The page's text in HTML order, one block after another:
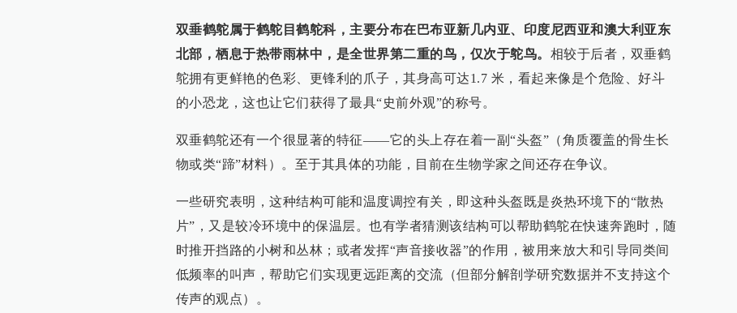
双垂鹤鸵属于鹤鸵目鹤鸵科，主要分布在巴布亚新几内亚、印度尼西亚和澳大利亚东
北部，栖息于热带雨林中，是全世界第二重的鸟，仅次于鸵鸟。 相较于后者，双垂鹤
鸵拥有更鲜艳的色彩、更锋利的爪子，其身高可达1.7 米，看起来像是个危险、好斗
的小恐龙，这也让它们获得了最具“史前外观”的称号。
双垂鹤鸵还有一个很显著的特征——它的头上存在着一副“头盔”（角质覆盖的骨生长
物或类“蹄”材料）。至于其具体的功能，目前在生物学家之间还存在争议。
一些研究表明，这种结构可能和温度调控有关，即这种头盔既是炎热环境下的“散热
片”，又是较冷环境中的保温层。也有学者猜测该结构可以帮助鹤鸵在快速奔跑时，随
时推开挡路的小树和丛林；或者发挥“声音接收器”的作用，被用来放大和引导同类间
低频率的叫声，帮助它们实现更远距离的交流（但部分解剖学研究数据并不支持这个
传声的观点）。